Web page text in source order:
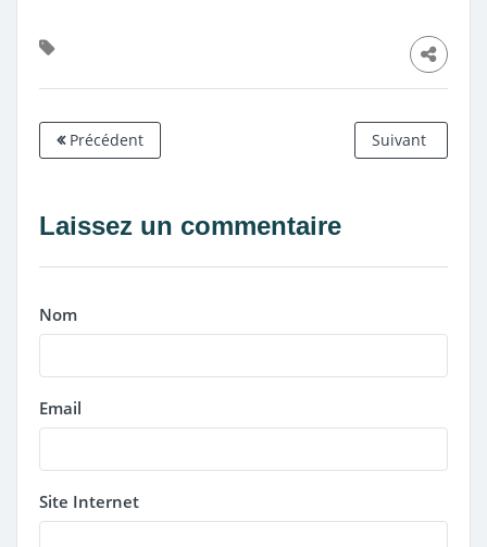
Précédent Suivant
Laissez un commentaire
Nom
Email
Site Internet